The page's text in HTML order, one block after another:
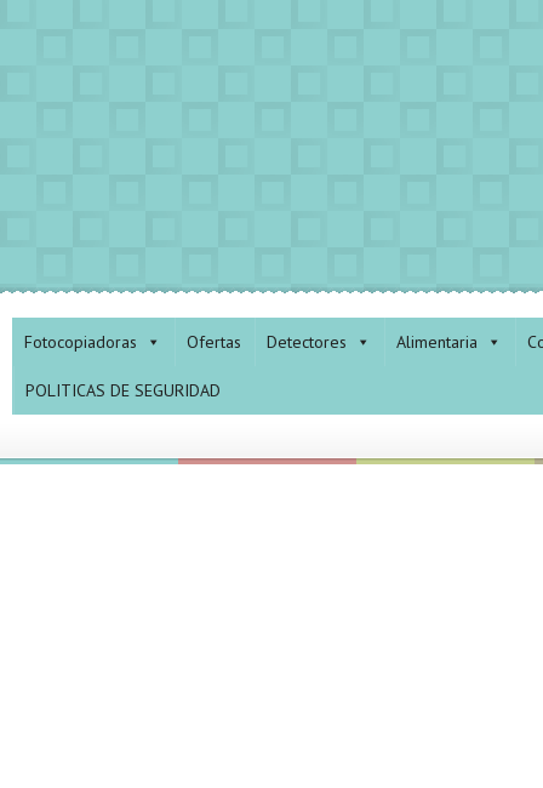
Fotocopiadoras Ofertas Detectores Alimentaria
POLITICAS DE SEGURIDAD